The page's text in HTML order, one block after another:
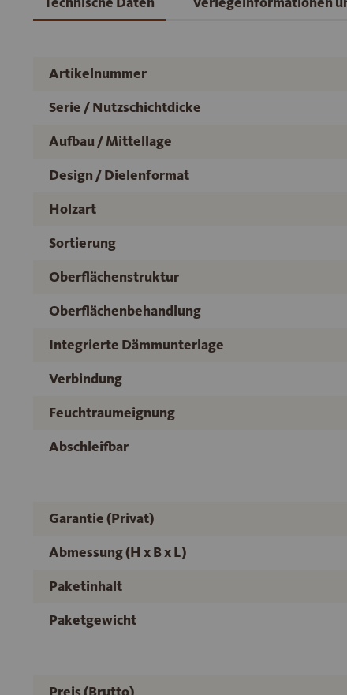
Artikelnummer
Serie / Nutzschichtdicke
Aufbau / Mittellage
Design / Dielenformat
Holzart
Sortierung
Oberflächenstruktur
Oberflächenbehandlung
Integrierte Dämmunterlage
Verbindung
Feuchtraumeignung
Abschleifbar
Garantie (Privat)
Abmessung (H x B x L)
Paketinhalt
Paketgewicht